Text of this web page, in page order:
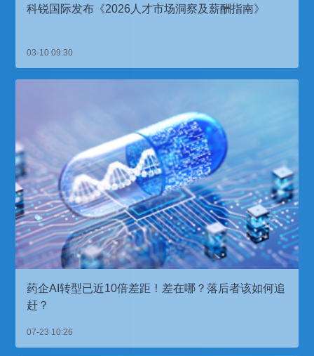
科锐国际发布《2026人才市场洞察及薪酬指南》
03-10 09:30
药企AI转型已近10倍差距！差在哪？落后者该如何追
赶？
07-23 10:26